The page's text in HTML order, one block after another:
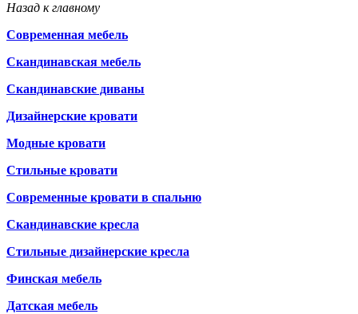
Назад к главному
Современная мебель
Скандинавская мебель
Скандинавские диваны
Дизайнерские кровати
Модные кровати
Стильные кровати
Современные кровати в спальню
Скандинавские кресла
Стильные дизайнерские кресла
Финская мебель
Датская мебель